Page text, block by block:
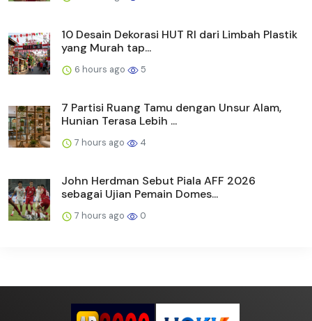
10 Desain Dekorasi HUT RI dari Limbah Plastik
yang Murah tap...
6 hours ago 5
7 Partisi Ruang Tamu dengan Unsur Alam,
Hunian Terasa Lebih ...
7 hours ago 4
John Herdman Sebut Piala AFF 2026
sebagai Ujian Pemain Domes...
7 hours ago 0